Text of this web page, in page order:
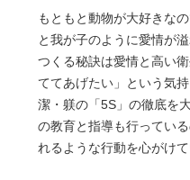
もともと動物が大好きな
と我が子のように愛情が
つくる秘訣は愛情と高い
ててあげたい」という気
潔・躾の「5S」の徹底を
の教育と指導も行ってい
れるような行動を心がけて